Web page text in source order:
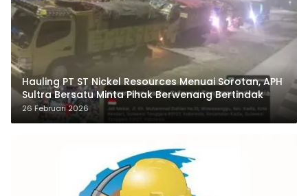
Hauling PT ST Nickel Resources Menuai Sorotan, APH
Sultra Bersatu Minta Pihak Berwenang Bertindak
26 Februari 2026